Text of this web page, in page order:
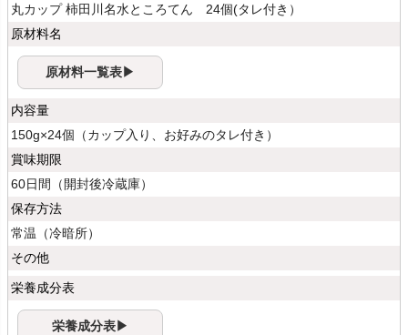
丸カップ 柿田川名水ところてん 24個(タレ付き）
原材料名
原材料一覧表▶
内容量
150g×24個（カップ入り、お好みのタレ付き）
賞味期限
60日間（開封後冷蔵庫）
保存方法
常温（冷暗所）
その他
栄養成分表
栄養成分表▶